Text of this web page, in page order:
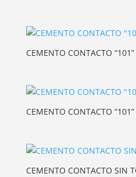
CEMENTO CONTACTO
CEMENTO CONTACTO
CEMENTO CONTACTO SIN